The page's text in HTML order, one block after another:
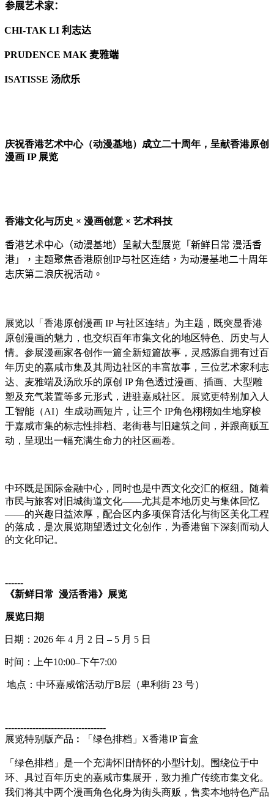
参展艺术家：
CHI-TAK LI 利志达
PRUDENCE MAK 麦雅端
ISATISSE 汤欣乐
庆祝香港艺术中心（动漫基地）成立二十周年，呈献香港原创
漫画 IP 展览
香港文化与历史 × 漫画创意 × 艺术科技
香港艺术中心（动漫基地）呈献大型展览 「新鲜 日常 漫活香
港」，主题聚焦香港原创 IP与社区连结 ， 为动漫基地二十周年
志庆第二浪庆祝活动 。
展览以「香港原创 漫画 IP与社区连结 」 为主题 ，既突显香港
原创 漫画的魅力，也交织百年市集文化的地区特色、 历史与人
情。参展漫画家各创 作一篇全新短篇故事，灵感源自拥有过百
年历史的嘉咸市集及其周边社区的丰富故事，三位艺术家利志
达、麦雅端及汤欣乐的原创 IP角色透过漫画、插画、大型雕
塑及充气装置等多元形式， 进驻嘉咸社区。展览更特别 加入人
工智能（AI）生成动画短片， 让三个 IP角色栩栩如生地穿梭
于嘉咸市集的标志性排档、老街巷与旧建筑之间 ，并跟商贩互
动 ，呈现出一幅充满生命力的社区画卷。
中环既是国 际金融中心，同 时也是中西文化交汇的枢纽 。随着
市民与旅客对 旧城街道文化——尤其是本地历史与集体回忆
——的兴趣日益浓厚，配合区内多项保育活化与街区美化工程
的落成，是次展览期望透过文化创 作， 为香港留下深刻而动 人
的文化印记。
------
《新鲜日常 漫活香港》展览
展览 日期
日期：2026 年 4 月 2 日 – 5 月 5 日
时间 ：上午10:00–下午7:00
地点：中环嘉咸馆活动厅B层 （卑利街 23 号）
---------------------------------
展览特别 版产品 ︰ 「 绿色排档」 X香港IP 盲盒
「 绿色排档」是一个充满怀 旧情怀的小型计划。 围绕位于中
环 、具过百年历史的嘉咸市集展开，致力推广传统市集文化。
我们将其中两个漫画角色化身为街头商贩 ，售卖本地特色产品